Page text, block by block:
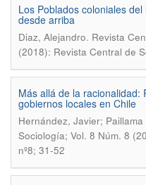
Los Poblados coloniales
desde arriba
Diaz, Alejandro. Revista
(2018): Revista Central de
Más allá de la racionalidad:
gobiernos locales en Chile
Hernández, Javier;
Sociología; Vol. 8 Núm. 8
nº8; 31-52